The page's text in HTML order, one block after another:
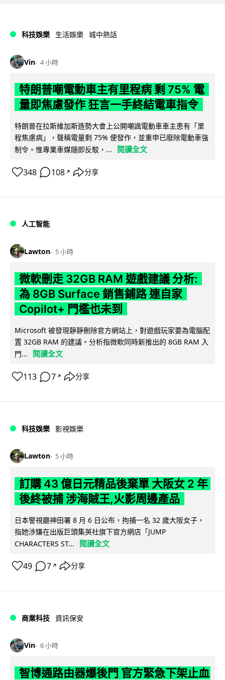
科技娛樂 生活娛樂 城中熱話
Vin 4 小時
特朗普嘲電動車主有里程病 剩 75% 電
量即焦慮發作 狂言一手終結電車指令
特朗普在拉斯維加斯造勢大會上公開嘲諷電動車車主患有「里
程焦慮病」，聲稱電量剩 75% 便發作，並重申已廢除電動車強
制令。惟專業車媒隨即反駁，...
閱讀全文
348 108 ↗ 分享
人工智能
Lawton 5 小時
微軟刪走 32GB RAM 遊戲建議 分析:
為 8GB Surface 銷售鋪路 連自家
Copilot+ 門檻也未到
Microsoft 被發現靜靜刪除官方網站上，對遊戲玩家要為電腦配
置 32GB RAM 的建議。分析指微軟同時新推出的 8GB RAM 入
門...
閱讀全文
113 7 ↗ 分享
科技娛樂 影視娛樂
Lawton 5 小時
訂購 43 億日元精品後棄單 大阪女 2 年
後終被捕 涉海賊王,火影周邊產品
日本警視廳神田署 8 月 6 日公布，拘捕一名 32 歲大阪女子，
指她涉嫌在出版巨頭集英社旗下官方網店「JUMP
CHARACTERS ST...
閱讀全文
49 7 ↗ 分享
商業科技 資訊保安
Vin 6 小時
智博通路由器爆後門 官方緊急下架止血